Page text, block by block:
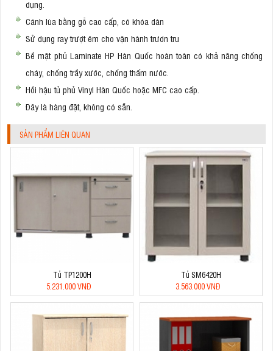
dụng.
Cánh lùa bằng gỗ cao cấp, có khóa dàn
Sử dụng ray trượt êm cho vận hành trươn tru
Bề mặt phủ Laminate HP Hàn Quốc hoàn toàn có khả năng chống
cháy, chống trầy xước, chống thấm nước.
Hồi hậu tủ phủ Vinyl Hàn Quốc hoặc MFC cao cấp.
Đây là hàng đặt, không có sẵn.
SẢN PHẨM LIÊN QUAN
Tủ TP1200H
5.231.000 VNĐ
Tủ SM6420H
3.563.000 VNĐ